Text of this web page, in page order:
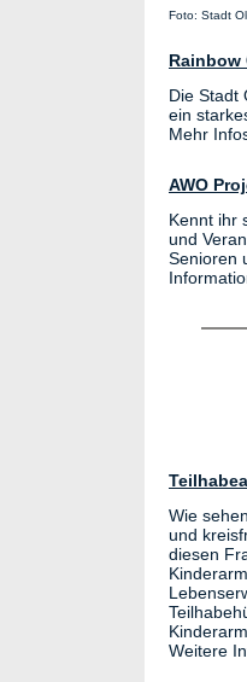
Foto: Stadt
Rainbow
Die Stadt
ein
Mehr
AWO
Kennt ihr
und
Senioren
Wie
und
diesen
Weitere